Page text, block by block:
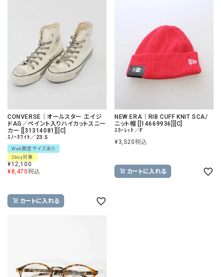
CONVERSE｜オールスター エイジ
ドAG／ペイント入りハイカットスニー
カー [[31314081]][C]
ｽﾉｰﾎﾜｲﾄ／23.5
Web限定サイズあり
2buy対象
¥12,100
¥8,470税込
カートに入れる
NEW ERA｜RIB CUFF KNIT SCA/
ニット帽 [[14669936]][C]
ｽｶｰﾚｯﾄ／F
¥3,520税込
カートに入れる